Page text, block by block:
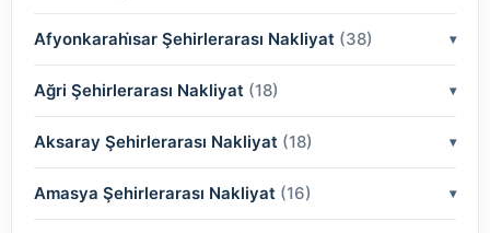
(2)
(2)
(2)
(2)
(2)
(2)
(2)
(2)
Afyonkarahi̇sar Şehirlerarası Nakliyat (38)
(2)
(2)
(2)
Ağri Şehirlerarası Nakliyat (18)
(2)
(2)
Aksaray Şehirlerarası Nakliyat (18)
(2)
Amasya Şehirlerarası Nakliyat (16)